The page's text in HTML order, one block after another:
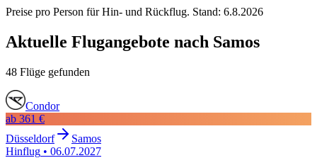
Preise pro Person für Hin- und Rückflug. Stand: 6.8.2026
Aktuelle Flugangebote nach Samos
48 Flüge gefunden
Condor
ab 361 €
Düsseldorf
Samos
Hinflug • 06.07.2027